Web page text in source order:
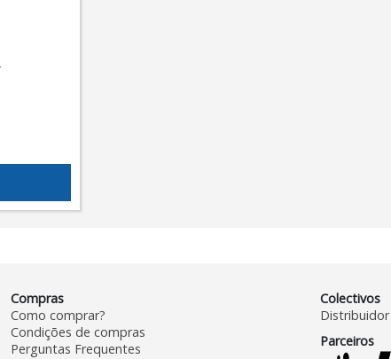
Compras
Como comprar?
Condições de compras
Perguntas Frequentes
Colectivos
Distribuidor
Parceiros